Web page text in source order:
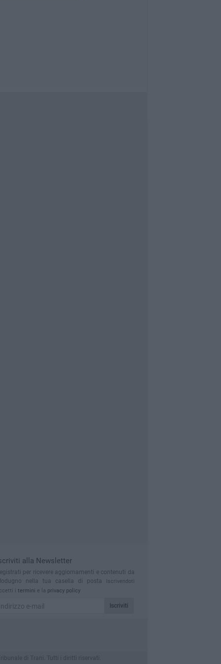
alla Newsletter
per ricevere aggiornamenti e contenuti da
nella tua casella di posta
Iscrivendoti
i termini e la privacy policy
Iscriviti
di Trani. Tutti i diritti riservati.